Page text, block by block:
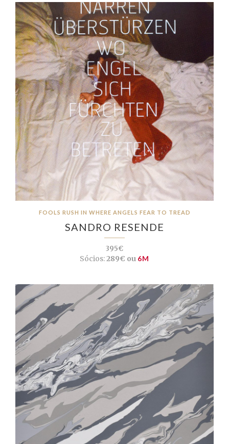
FOOLS RUSH IN WHERE ANGELS FEAR TO TREAD
SANDRO RESENDE
395€
Sócios:289€ ou 6M